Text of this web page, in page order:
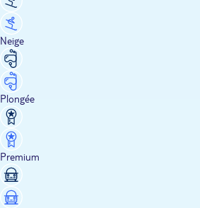
Neige
Plongée
Premium